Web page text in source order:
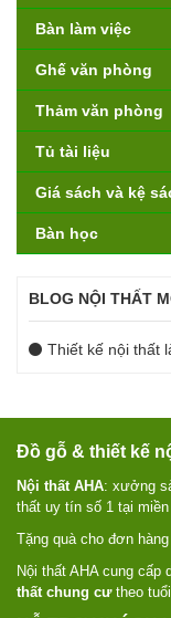
Bàn làm việc
Ghế văn phòng
Thảm văn phòng
Tủ tài liệu
Giá sách và kệ
Bàn học
BLOG NỘI THẤT
Thiết kế nội thất
Đồ gỗ & thiết kế
Nội thất AHA: xưởng
thất uy tín số 1 tại
Tặng quà cho đơn
Nội thất AHA cung cấp
thất chung cưtheo